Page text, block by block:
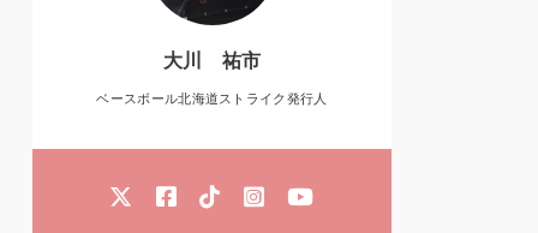
大川 祐市
ベースボール北海道ストライク発行人